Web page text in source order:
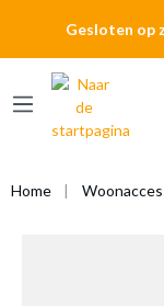
Gesloten op
Home